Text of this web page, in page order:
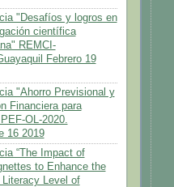
"Desafíos y logros en
científica
REMCI-
Febrero 19
"Ahorro Previsional y
Financiera para
OL-2020.
16 2019
“The Impact of
to Enhance the
Literacy Level of